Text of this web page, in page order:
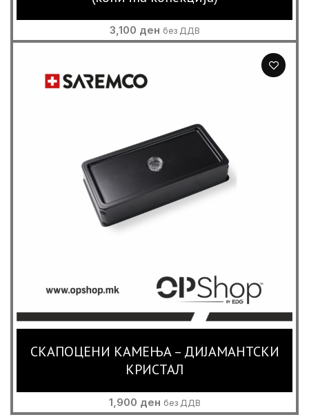
3,100 ден без ДДВ
СКАПОЦЕНИ КАМЕЊА – ДИЈАМАНТСКИ
КРИСТАЛ
1,900 ден без ДДВ